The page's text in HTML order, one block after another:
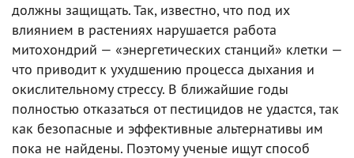
должны защищать. Так, известно, что под их
влиянием в растениях нарушается работа
митохондрий — «энергетических станций» клетки —
что приводит к ухудшению процесса дыхания и
окислительному стрессу. В ближайшие годы
полностью отказаться от пестицидов не удастся, так
как безопасные и эффективные альтернативы им
пока не найдены. Поэтому ученые ищут способ